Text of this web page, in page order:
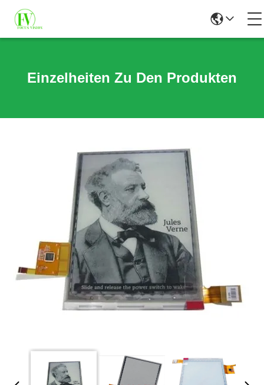
Einzelheiten Zu Den Produkten